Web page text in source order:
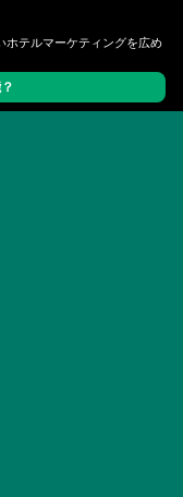
ホテルマーケティングを広め
ログイン 新規登録